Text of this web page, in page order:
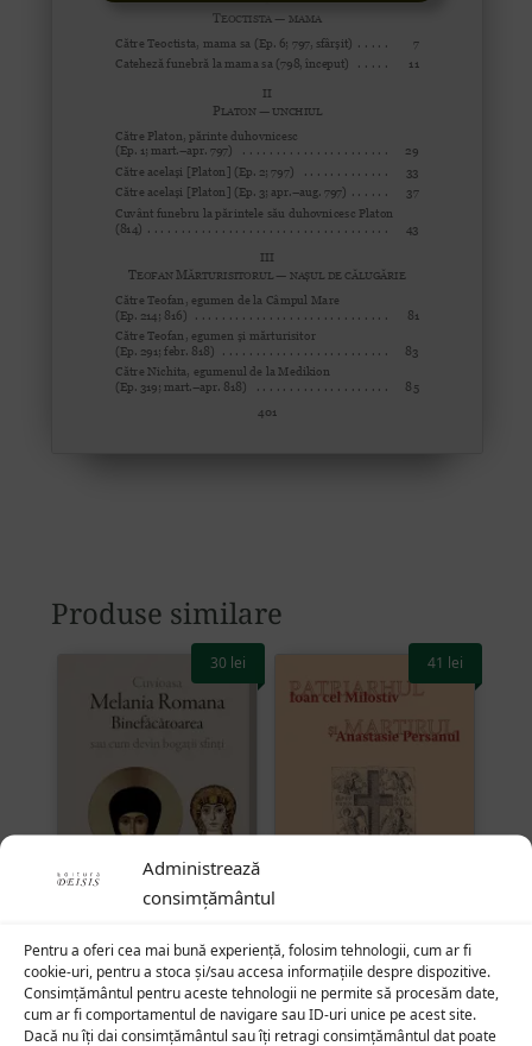
Administrează
consimțământul
Pentru a oferi cea mai bună experiență, folosim tehnologii, cum ar fi
cookie-uri, pentru a stoca și/sau accesa informațiile despre dispozitive.
Consimțământul pentru aceste tehnologii ne permite să procesăm date,
cum ar fi comportamentul de navigare sau ID-uri unice pe acest site.
Dacă nu îți dai consimțământul sau îți retragi consimțământul dat poate
Produse similare
Cuvioasa Melania
Romana Binefăcătoarea
30 lei
Patriarhul și martirul —
Ioan cel Milostiv și
41 lei